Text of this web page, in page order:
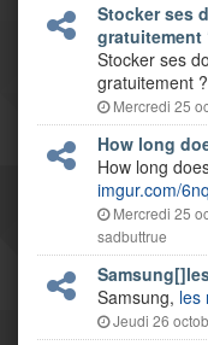
Stocker ses
gratuitement
Stocker ses
gratuitement
Mercredi 25
How long
How long
imgur.com/
Mercredi 25
sadbuttrue
Samsung, les
Jeudi 26